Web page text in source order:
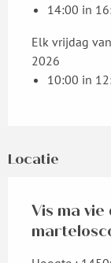
14:00 in
Elk vrijdag
2026
10:00 in
Locatie
Vis ma